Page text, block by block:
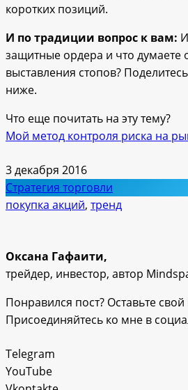
коротких позиций.
И по традиции вопрос к вам:
защитные ордера и что думаете
выставления стопов?
ниже.
Что еще почитать на эту тему?
Мой метод контроля риска на
3 декабря 2016
Стратегия торговли
покупка акций, тренд
Оксана Гафаити,
трейдер, инвестор, автор
Понравился пост? Оставьте
Присоединяйтесь ко мне в
Telegram
YouTube